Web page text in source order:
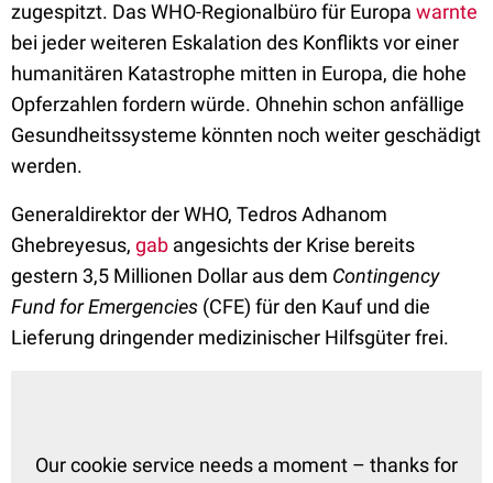
zugespitzt. Das WHO-Regionalbüro für Europa warnte
bei jeder weiteren Eskalation des Konflikts vor einer
humanitären Katastrophe mitten in Europa, die hohe
Opferzahlen fordern würde. Ohnehin schon anfällige
Gesundheitssysteme könnten noch weiter geschädigt
werden.
Generaldirektor der WHO, Tedros Adhanom
Ghebreyesus, gab angesichts der Krise bereits
gestern 3,5 Millionen Dollar aus dem Contingency
Fund for Emergencies (CFE) für den Kauf und die
Lieferung dringender medizinischer Hilfsgüter frei.
Our cookie service needs a moment – thanks for